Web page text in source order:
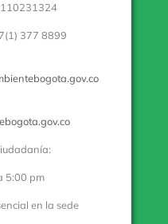
110231324
377 8899
5:00 pm
en la sede